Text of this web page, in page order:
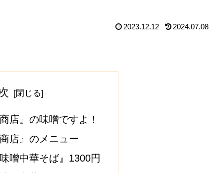
2023.12.12 2024.07.08
店』の味噌ですよ！
店』のメニュー
噌中華そば』1300円